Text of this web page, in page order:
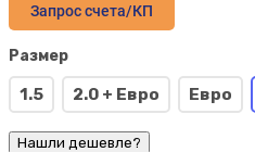
Запрос счета/КП
Размер
1.5 2.0 + Евро Евро